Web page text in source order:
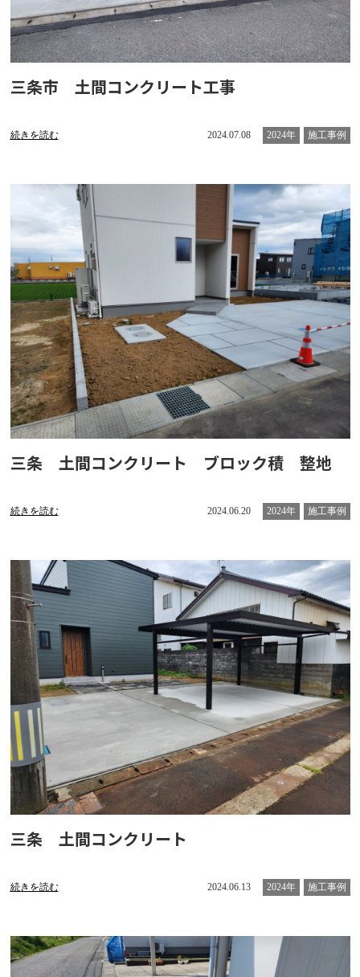
三条市 土間コンクリート工事
続きを読む 2024.07.08 2024年 施工事例
三条 土間コンクリート ブロック積 整地
続きを読む 2024.06.20 2024年 施工事例
三条 土間コンクリート
続きを読む 2024.06.13 2024年 施工事例